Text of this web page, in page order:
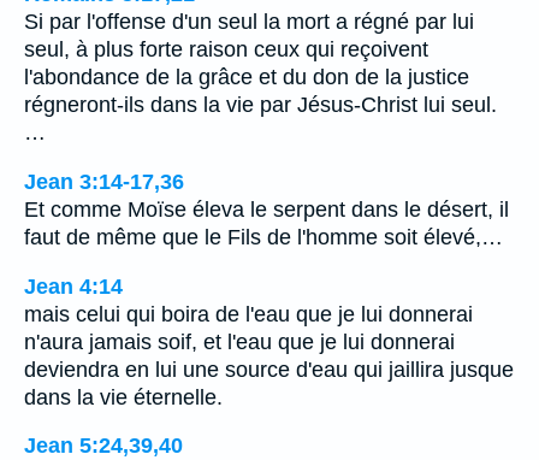
Si par l'offense d'un seul la mort a régné par lui
seul, à plus forte raison ceux qui reçoivent
l'abondance de la grâce et du don de la justice
régneront-ils dans la vie par Jésus-Christ lui seul.
…
Jean 3:14-17,36
Et comme Moïse éleva le serpent dans le désert, il
faut de même que le Fils de l'homme soit élevé,…
Jean 4:14
mais celui qui boira de l'eau que je lui donnerai
n'aura jamais soif, et l'eau que je lui donnerai
deviendra en lui une source d'eau qui jaillira jusque
dans la vie éternelle.
Jean 5:24,39,40